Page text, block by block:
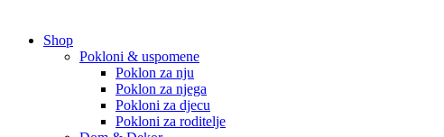
Shop
Pokloni & uspomene
Poklon za nju
Poklon za njega
Pokloni za djecu
Pokloni za roditelje